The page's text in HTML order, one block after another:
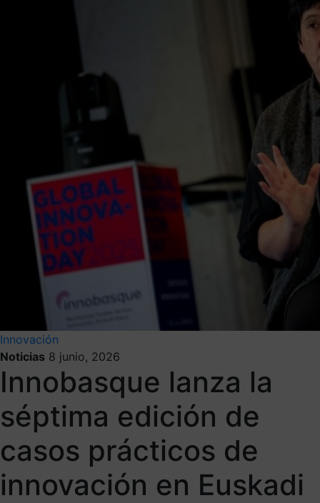
Innovación
Noticias 8 junio, 2026
Innobasque lanza la
séptima edición de
casos prácticos de
innovación en Euskadi